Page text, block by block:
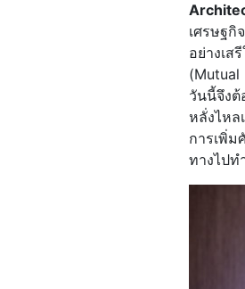
เศรษฐกิ
อย่างเส
(Mutual
วันนี้จึง
หลั่งไหล
การเพิ่ม
ทางไปท